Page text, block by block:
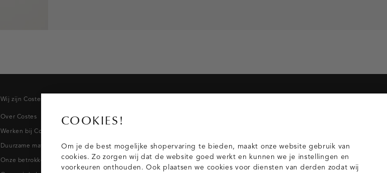
Wij zijn Costes
Over Costes
Werken bij Costes
Duurzame materialen
Onze betrokkenheid
Blazers & gilets
Blouses
COOKIES!
Om je de best mogelijke shopervaring te bieden, maakt onze website gebruik van
cookies. Zo zorgen wij dat de website goed werkt en kunnen we je instellingen en
voorkeuren onthouden. Ook plaatsen we cookies voor diensten van derden zodat wij